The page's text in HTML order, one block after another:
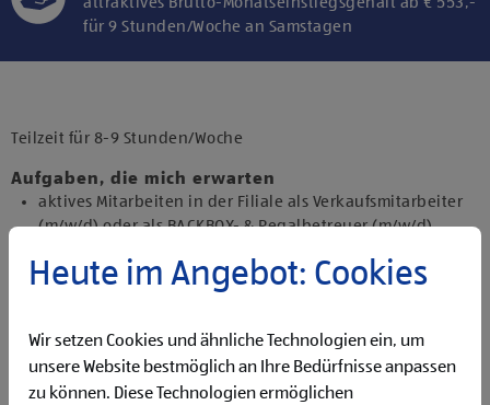
für 9 Stunden/Woche an Samstagen
Drittanbietern zu, um diesen Inhalt
Teilzeit für 8-9 Stunden/Woche
Aufgaben, die mich erwarten
aktives Mitarbeiten in der Filiale als Verkaufsmitarbeiter
(m/w/d) oder als BACKBOX- & Regalbetreuer (m/w/d)
Präsentieren von Obst und Gemüse sowie Durchführen
Bewirtschaften der Regale sowie Reinigen der Filiale
Kassieren der Einkäufe (beim Job als Verkaufsmitarbeiter
(m/w/d))
Heute im Angebot: Cookies
Wir setzen Cookies und ähnliche Technologien ein, um
unsere Website bestmöglich an Ihre Bedürfnisse anpassen
zu können. Diese Technologien ermöglichen